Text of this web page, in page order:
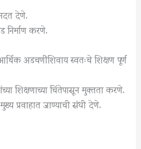
देणे.
करणे.
अडचणींशिवाय स्वतःचे शिक्षण पूर्ण
शिक्षणाच्या चिंतेपासून मुक्तता करणे.
मुख्य प्रवाहात जाण्याची संधी देणे.